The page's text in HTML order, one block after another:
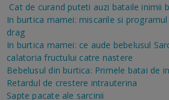
Cat de curand puteti auzi bataile inimii
In burtica mamei: miscarile si
drag
In burtica mamei: ce aude bebelusul
calatoria fructului catre nastere
Bebelusul din burtica: Primele batai de
Retardul de crestere intrauterina
Sapte pacate ale sarcinii